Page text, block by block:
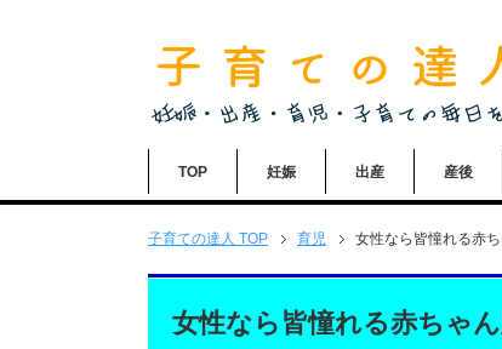
TOP 妊娠 出産 産後
子育ての達人 TOP 育児 女性なら皆憧れる赤
女性なら皆憧れる赤ちゃ